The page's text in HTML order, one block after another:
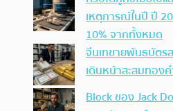
เหตุการณ์ในปี ปี
10% จากทั้งหมด
จีนเทขายพันธบัตร
เดินหน้าสะสมทอง
Block ของ Jack